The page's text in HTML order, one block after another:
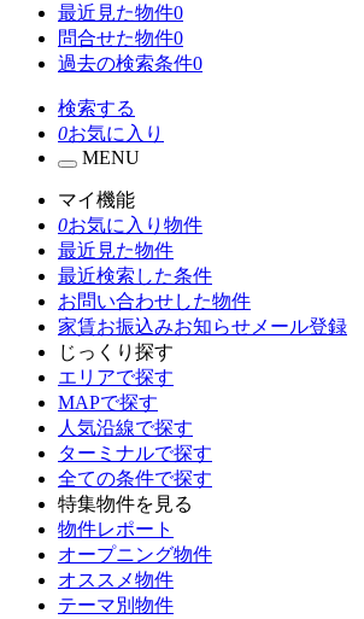
最近見た物件0
問合せた物件0
過去の検索条件0
検索する
0お気に入り
MENU
マイ機能
0お気に入り物件
最近見た物件
最近検索した条件
お問い合わせした物件
家賃お振込みお知らせメール登録
じっくり探す
エリアで探す
MAPで探す
人気沿線で探す
ターミナルで探す
全ての条件で探す
特集物件を見る
物件レポート
オープニング物件
オススメ物件
テーマ別物件